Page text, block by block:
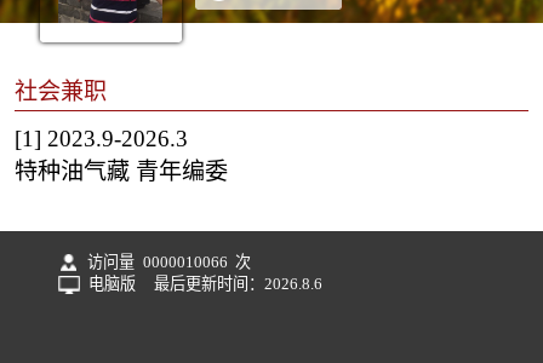
社会兼职
[1] 2023.9-2026.3
特种油气藏 青年编委
访问量 0000010066 次
电脑版
最后更新时间： 2026.8.6